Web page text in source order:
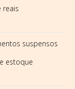
reais
suspensos
estoque